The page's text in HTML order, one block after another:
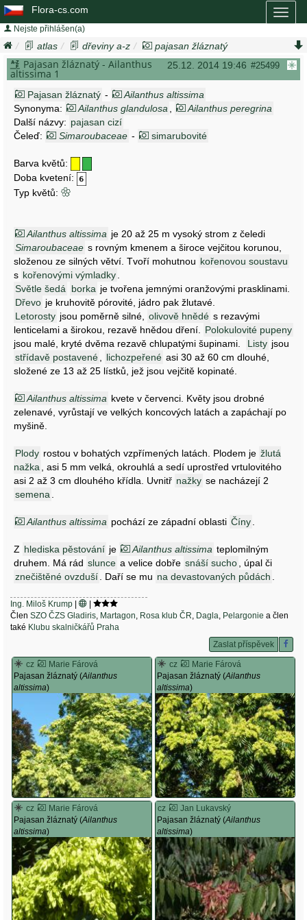
Flora-cs.com
Nejste přihlášen(a)
atlas dřeviny a-z
pajasan žláznatý
ailanthus altissima
25.12. 2014 19:46 #25499
Pajasan žláznatý - Ailanthus
altissima 1
Pajasan žláznatý -
Ailanthus altissima
Synonyma:
Ailanthus glandulosa
Ailanthus peregrina
Další názvy: pajasan cizí
Čeleď:
Simaroubaceae - simarubovité
Barva květů:
Doba kvetení:
Typ květů:
Ailanthus altissima je 20 až 25 m vysoký strom z čeledi
Simaroubaceae s rovným kmenem a široce vejčitou korunou,
složenou ze silných větví. Tvoří mohutnou kořenovou soustavu
s kořenovými výmladky
Světle šedá
borka je tvořena jemnými oranžovými prasklinami.
Dřevo je kruhovitě pórovité, jádro pak žlutavé.
Letorosty jsou poměrně silné, olivově hnědé s rezavými
lenticelami a širokou, rezavě hnědou dření.
Polokulovité pupeny
jsou malé, kryté dvěma rezavě chlupatými šupinami.
Listy jsou
střídavě postavené
lichozpeřené asi 30 až 60 cm dlouhé,
složené ze 13 až 25 lístků, jež jsou vejčitě kopinaté.
Ailanthus altissima kvete v červenci. Květy jsou drobné
zelenavé, vyrůstají ve velkých koncových latách a zapáchají po
myšině.
Plody rostou v bohatých vzpřímených latách. Plodem je žlutá
nažka
, asi 5 mm velká, okrouhlá a sedí uprostřed vrtulovitého
asi 2 až 3 cm dlouhého křídla. Uvnitř nažky se nacházejí 2
semena
Ailanthus altissima pochází ze západní oblasti Číny
Z hlediska pěstování je Ailanthus altissima teplomilným
druhem. Má rád slunce a velice dobře snáší sucho
, úpal či
znečištěné ovzduší
. Daří se mu na devastovaných půdách
Ing. Miloš Krump |
|
Člen SZO ČZS Gladiris Martagon Rosa klub ČR Dagla Pelargonie a člen
také Klubu skalničkářů Praha
Zaslat příspěvek
cz
Marie Fárová
Pajasan žláznatý (Ailanthus
altissima)
cz
Marie Fárová
Pajasan žláznatý (Ailanthus
altissima)
cz
Marie Fárová
Pajasan žláznatý (Ailanthus
altissima)
cz
Jan Lukavský
Pajasan žláznatý (Ailanthus
altissima)